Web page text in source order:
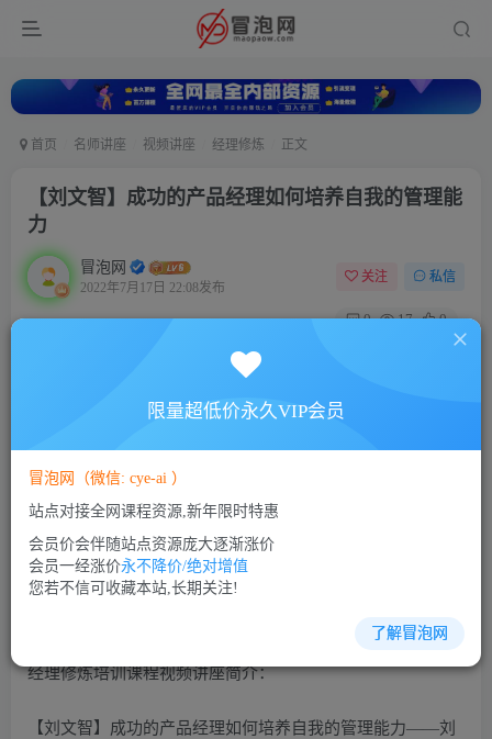
首页 名师讲座 视频讲座 经理修炼 正文
【刘文智】成功的产品经理如何培养自我的管理能
力
冒泡网
2022年7月17日 22:08发布
关注 私信
0 17 0
【刘文智】成功的产品经理如何培养自我的管理能力
此内容为付费资源，请付费后查看
5
VIP会员
立即购买
您当前未登录！建议登陆后购买，可保存购买订单
经理修炼培训课程视频讲座简介：
【刘文智】成功的产品经理如何培养自我的管理能力——刘
限量超低价永久VIP会员
冒泡网（微信: cye-ai ）
站点对接全网课程资源,新年限时特惠
会员价会伴随站点资源庞大逐渐涨价
会员一经涨价永不降价/绝对增值
您若不信可收藏本站,长期关注!
了解冒泡网